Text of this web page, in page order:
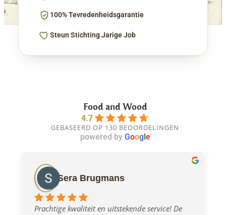
100% Tevredenheidsgarantie
Steun Stichting Jarige Job
Food and Wood
4.7
GEBASEERD OP 130 BEOORDELINGEN
powered by Googl e
Sera Brugmans
Prachtige kwaliteit en uitstekende service! De